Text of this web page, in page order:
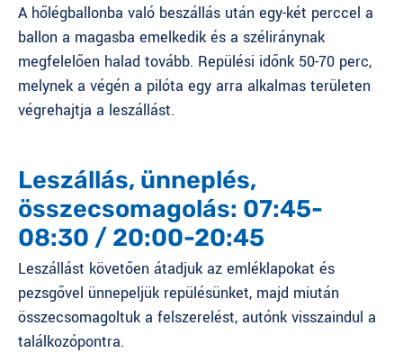
A hőlégballonba való beszállás után egy-két perccel a
ballon a magasba emelkedik és a széliránynak
megfelelően halad tovább. Repülési időnk 50-70 perc,
melynek a végén a pilóta egy arra alkalmas területen
végrehajtja a leszállást.
Leszállás, ünneplés,
összecsomagolás: 07:45-
08:30 / 20:00-20:45
Leszállást követően átadjuk az emléklapokat és
pezsgővel ünnepeljük repülésünket, majd miután
összecsomagoltuk a felszerelést, autónk visszaindul a
találkozópontra.